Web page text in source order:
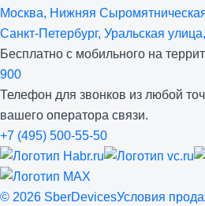
Москва, Нижняя
Санкт-Петербург, Уральская
Бесплатно с мобильного на
900
Телефон для звонков из любой
вашего оператора связи.
+7 (495) 500-55-50
© 2026 SberDevicesУсловия